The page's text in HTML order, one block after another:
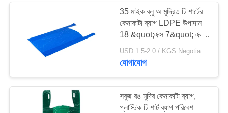
35 মাইক ব্লু অ মুদ্রিত টি শার্টের
কেনাকাটা ব্যাগ LDPE উপাদান
18 &quot;এক্স 7&quot; এক্স
32 &quot;
USD 1.5-2.0 / KGS Negotiable MOQ:1000KGS
যোগাযোগ
সবুজ রঙ মুদির কেনাকাটা ব্যাগ,
প্লাস্টিক টি শার্ট ব্যাগ পরিবেশ